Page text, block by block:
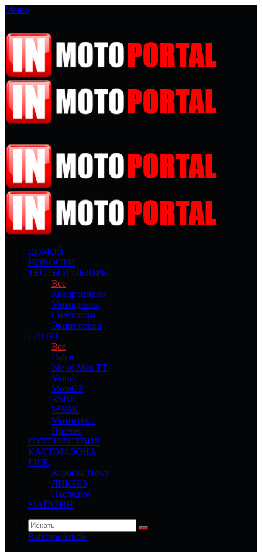
Меню
ДОМОЙ
НОВОСТИ
ТЕСТЫ И ОБЗОРЫ
Все
Квадроциклы
Мотоциклы
Снегоходы
Экипировка
СПОРТ
Все
Dakar
Isle of Man TT
MotoE
MotoGP
RSBK
WSBK
Мотокросс
Прочее
ПУТЕШЕСТВИЯ
КАСТОМ ЗОНА
ЕЩЕ
Коробка News
ЛИКБЕЗ
Наследие
МАГАЗИН
Random Article